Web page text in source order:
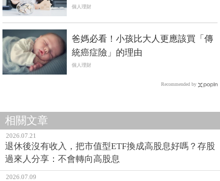
個人理財
爸媽必看！小孩比大人更應該買「傳
統癌症險」的理由
個人理財
Recommended by
相關文章
2026.07.21
退休後沒有收入，把市值型ETF換成高股息好嗎？存股
過來人分享：不會轉向高股息
2026.07.09